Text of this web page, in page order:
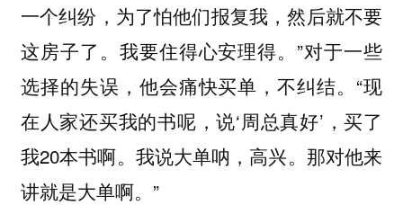
一个纠纷，为了怕他们报复我，然后就不要
这房子了。我要住得心安理得。”对于一些
选择的失误，他会痛快买单，不纠结。“现
在人家还买我的书呢，说‘周总真好’，买了
我20本书啊。我说大单呐，高兴。那对他来
讲就是大单啊。”